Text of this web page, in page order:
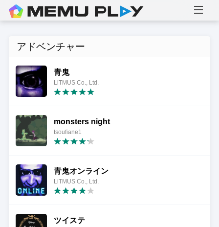
アドベンチャー
青鬼
LiTMUS Co., Ltd.
monsters night
tsoufiane1
青鬼オンライン
LiTMUS Co., Ltd.
ツイステ